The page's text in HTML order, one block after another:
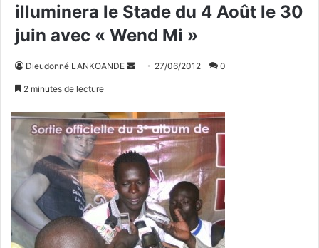
illuminera le Stade du 4 Août le 30
juin avec « Wend Mi »
Dieudonné LANKOANDE
o
y
e
r
u
n
c
o
27/06/2012 0
2 minutes de lecture